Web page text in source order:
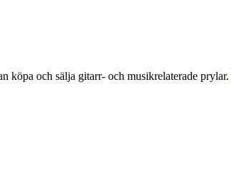
köpa och sälja gitarr- och musikrelaterade prylar.